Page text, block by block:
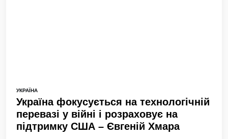
УКРАЇНА
Україна фокусується на технологічній
перевазі у війні і розраховує на
підтримку США – Євгеній Хмара